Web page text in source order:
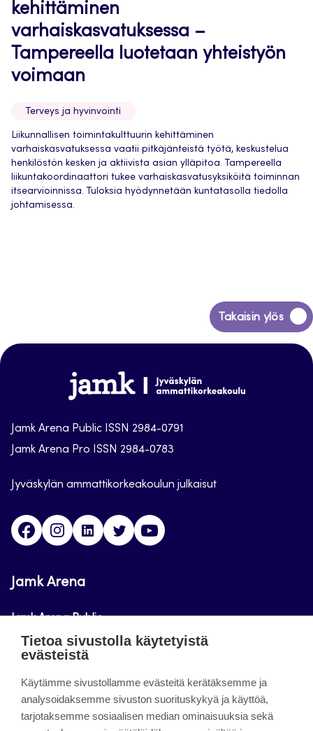
kehittäminen
varhaiskasvatuksessa –
Tampereella luotetaan yhteistyön
voimaan
Terveys ja hyvinvointi
Liikunnallisen toimintakulttuurin kehittäminen
varhaiskasvatuksessa vaatii pitkäjänteistä työtä, keskustelua
henkilöstön kesken ja aktiivista asian ylläpitoa. Tampereella
liikuntakoordinaattori tukee varhaiskasvatusyksiköitä toiminnan
itsearvioinnissa. Tuloksia hyödynnetään kuntatasolla tiedolla
johtamisessa.
Takaisin ylös
Siirry
takaisin
Jamk
Arena
Jamk Arena Public ISSN 2984-0791
Jamk Arena Pro ISSN 2984-0783
Jyväskylän ammattikorkeakoulun julkaisut
FacebookInstagramLinkedinTwitter
Jamk Arena
Jamk Arena Public
Jamk Arena Pro
Tietoa sivustosta
Tietoa sivustolla käytetyistä
evästeistä
Käytämme sivustollamme evästeitä kerätäksemme ja
analysoidaksemme sivuston suorituskykyä ja käyttöä,
tarjotaksemme sosiaalisen median ominaisuuksia sekä